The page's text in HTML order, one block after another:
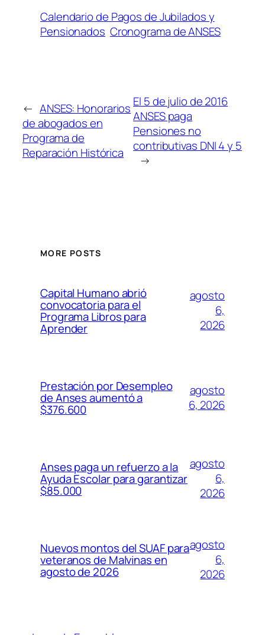
Calendario de Pagos de Jubilados y
Pensionados Cronograma de ANSES
← ANSES: Honorarios
de abogados en
Programa de
Reparación Histórica
El 5 de julio de 2016
ANSES paga
Pensiones no
contributivas DNI 4 y 5
→
MORE POSTS
Capital Humano abrió
convocatoria para el
Programa Libros para
Aprender
agosto
6,
2026
Prestación por Desempleo
de Anses aumentó a
$376.600
agosto
6, 2026
Anses paga un refuerzo a la
Ayuda Escolar para garantizar
$85.000
agosto
6,
2026
Nuevos montos del SUAF para
veteranos de Malvinas en
agosto de 2026
agosto
6,
2026